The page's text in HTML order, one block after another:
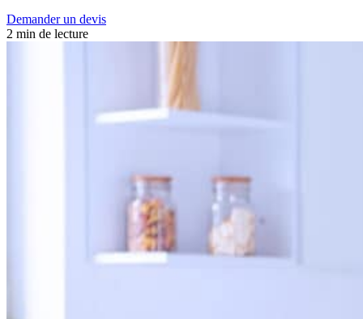
Demander un devis
2 min de lecture